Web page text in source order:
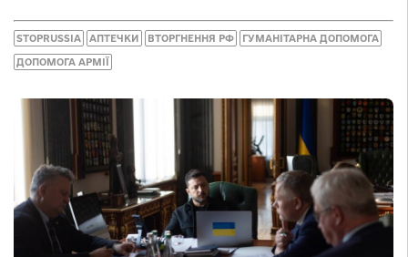
STOPRUSSIA АПТЕЧКИ ВТОРГНЕННЯ РФ ГУМАНІТАРНА ДОПОМОГА
ДОПОМОГА АРМІЇ